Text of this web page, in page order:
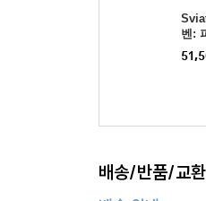
벤:
7,
배송/반품/교